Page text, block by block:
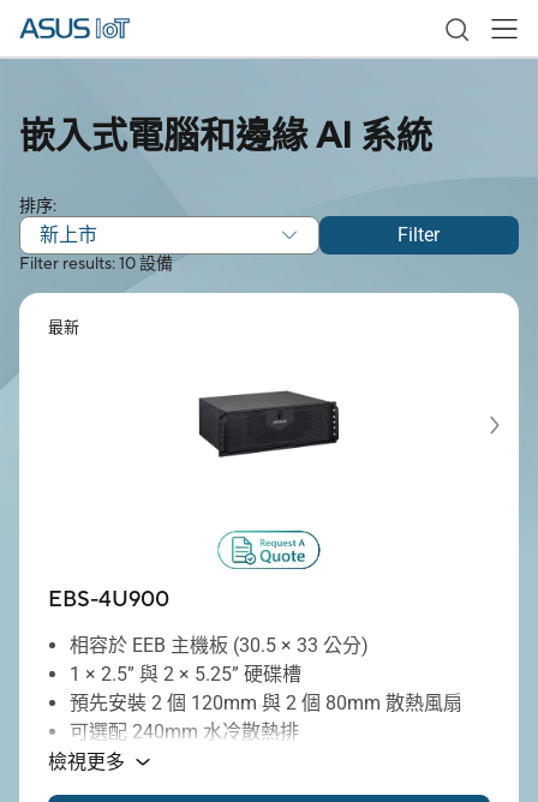
嵌入式電腦和邊緣 AI 系統
Filter results: 10 設備
排序:
新上市 Filter
最新
EBS-4U900
相容於 EEB 主機板 (30.5 × 33 公分)
1 × 2.5” 與 2 × 5.25” 硬碟槽
預先安裝 2 個 120mm 與 2 個 80mm 散熱風扇
可選配 240mm 水冷散熱排
靈活的垂直或水平部署方式
7 個全高 PCIe 擴充插槽
檢視更多